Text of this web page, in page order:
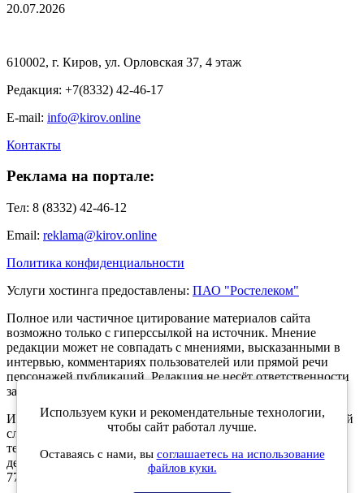
20.07.2026
610002, г. Киров, ул. Орловская 37, 4 этаж
Редакция: +7(8332) 42-46-17
E-mail: info@kirov.online
Контакты
Реклама на портале:
Тел: 8 (8332) 42-46-12
Email: reklama@kirov.online
Политика конфиденциальности
Услуги хостинга предоставлены: ПАО "Ростелеком"
Полное или частичное цитирование материалов сайта
возможно только с гиперссылкой на источник. Мнение
редакции может не совпадать с мнениями, высказанными в
интервью, комментариях пользователей или прямой речи
персонажей публикаций. Редакция не несёт ответственности
за текст комментариев читателей.
Интернет-портал Kirov.online зарегистрирован в Федеральной
службе по надзору в сфере связи, информационных
технологий и массовых коммуникаций (Роскомнадзор) 5
декабря 2019 года. Регистрационный номер ЭЛ № ФС 77 -
77189.
Используем куки и рекомендательные технологии,
чтобы сайт работал лучше.
Оставаясь с нами, вы соглашаетесь на использование
файлов куки.